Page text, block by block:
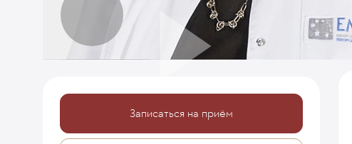
Записаться на приём